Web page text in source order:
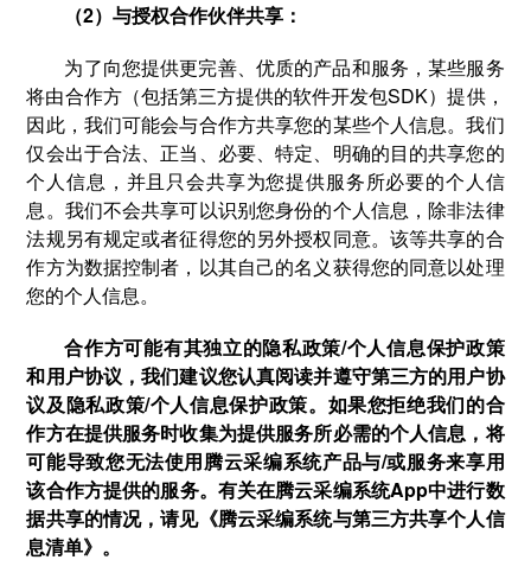
（2）与授权合作伙伴共享：
为了向您提供更完善、优质的产品和服务，某些服务
将由合作方（包括第三方提供的软件开发包SDK）提供，
因此，我们可能会与合作方共享您的某些个人信息。我们
仅会出于合法、正当、必要、特定、明确的目的共享您的
个人信息，并且只会共享为您提供服务所必要的个人信
息。我们不会共享可以识别您身份的个人信息，除非法律
法规另有规定或者征得您的另外授权同意。该等共享的合
作方为数据控制者，以其自己的名义获得您的同意以处理
您的个人信息。
合作方可能有其独立的隐私政策/个人信息保护政策
和用户协议，我们建议您认真阅读并遵守第三方的用户协
议及隐私政策/个人信息保护政策。如果您拒绝我们的合
作方在提供服务时收集为提供服务所必需的个人信息，将
可能导致您无法使用腾云采编系统产品与/或服务来享用
该合作方提供的服务。有关在腾云采编系统App中进行数
据共享的情况，请见《腾云采编系统与第三方共享个人信
息清单》。